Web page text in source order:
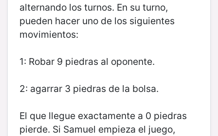
alternando los turnos. En su turno,
pueden hacer uno de los siguientes
movimientos:
1: Robar 9 piedras al oponente.
2: agarrar 3 piedras de la bolsa.
El que llegue exactamente a 0 piedras
pierde. Si Samuel empieza el juego,